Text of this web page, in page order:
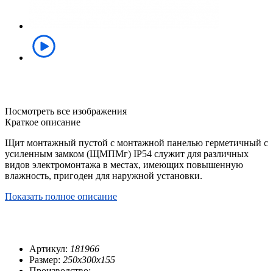
Посмотреть все изображения
Краткое описание
Щит монтажный пустой с монтажной панелью герметичный с
усиленным замком (ЩМПМг) IP54 служит для различных
видов электромонтажа в местах, имеющих повышенную
влажность, пригоден для наружной установки.
Показать полное описание
Артикул: 181966
Размер: 250х300х155